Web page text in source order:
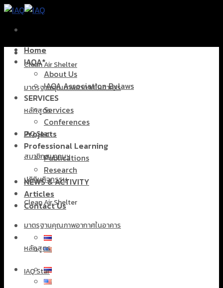
Skip
content
Home
IAQA*
About Us
IAQA Association Bylaws
SERVICES
Services
Conferences
Projects
Professional Learning
Publications
Research
NEWS & ACTIVITY
Articles
Contact Us
Clean Air Shelter
มาตรฐานคุณภาพอากาศในอาคาร
หลักสูตร
IAQ Star
สมาชิกสมาคมฯ
ปฏิทินกิจกรรม
Clean Air Shelter
มาตรฐานคุณภาพอากาศในอาคาร
หลักสูตร
IAQ Star